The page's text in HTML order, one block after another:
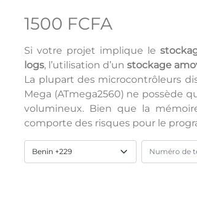
1500 FCFA
Si votre projet implique le
logs, l’utilisation d’unstockage
La plupart des microcontrôleurs
Mega (ATmega2560) ne possède
volumineux. Bien que la
comporte des risques pour le